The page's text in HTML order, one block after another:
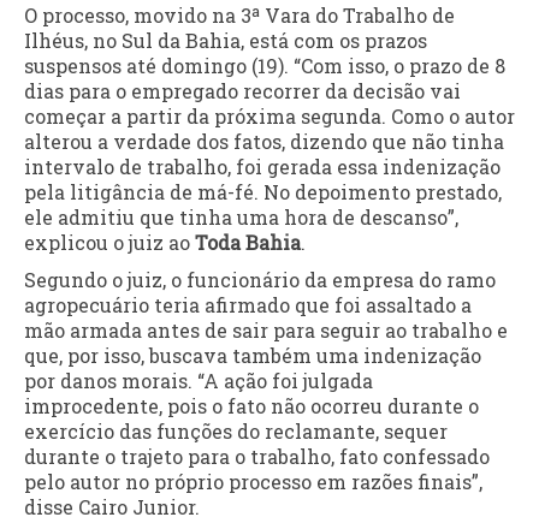
O processo, movido na 3ª Vara do Trabalho de
Ilhéus, no Sul da Bahia, está com os prazos
suspensos até domingo (19). “Com isso, o prazo de 8
dias para o empregado recorrer da decisão vai
começar a partir da próxima segunda. Como o autor
alterou a verdade dos fatos, dizendo que não tinha
intervalo de trabalho, foi gerada essa indenização
pela litigância de má-fé. No depoimento prestado,
ele admitiu que tinha uma hora de descanso”,
explicou o juiz aoToda Bahia.
Segundo o juiz, o funcionário da empresa do ramo
agropecuário teria afirmado que foi assaltado a
mão armada antes de sair para seguir ao trabalho e
que, por isso, buscava também uma indenização
por danos morais. “A ação foi julgada
improcedente, pois o fato não ocorreu durante o
exercício das funções do reclamante, sequer
durante o trajeto para o trabalho, fato confessado
pelo autor no próprio processo em razões finais”,
disse Cairo Junior.